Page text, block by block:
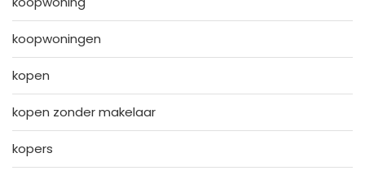
koopwoningen
kopen
kopen zonder makelaar
kopers